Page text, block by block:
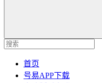
首页
号易APP下载